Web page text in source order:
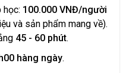
học: 100.000 VNĐ/người
và sản phẩm mang về).
45 - 60 phút.
hàng ngày.